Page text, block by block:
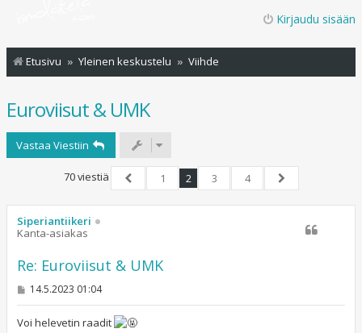
Kirjaudu sisään
Etusivu Yleinen keskustelu Viihde
Euroviisut & UMK
Vastaa Viestiin
70 viestiä
Edellinen
1 2 3
4
Seuraava
Siperiantiikeri
Kanta-asiakas
Re: Euroviisut & UMK
V
s
14.5.2023 01:04
Voi helevetin raadit